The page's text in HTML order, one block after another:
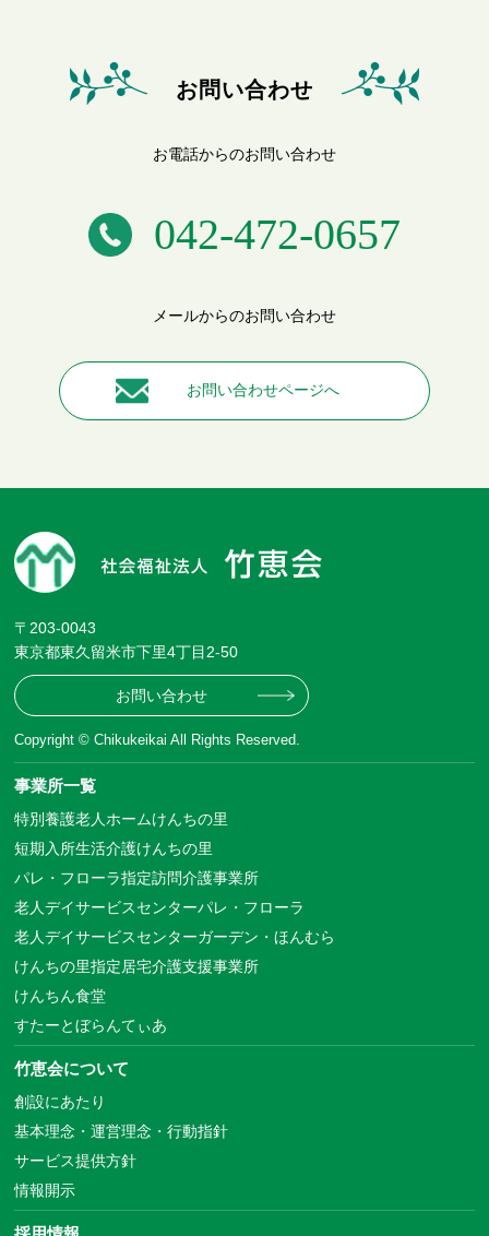
お問い合わせ
お電話からのお問い合わせ
042-472-0657
メールからのお問い合わせ
お問い合わせページへ
〒203-0043
東京都東久留米市下里4丁目2-50
お問い合わせ
Copyright © Chikukeikai All Rights Reserved.
事業所一覧
特別養護老人ホームけんちの里
短期入所生活介護けんちの里
パレ・フローラ指定訪問介護事業所
老人デイサービスセンターパレ・フローラ
老人デイサービスセンターガーデン・ほんむら
けんちの里指定居宅介護支援事業所
けんちん食堂
すたーとぼらんてぃあ
竹恵会について
創設にあたり
基本理念・運営理念・行動指針
サービス提供方針
情報開示